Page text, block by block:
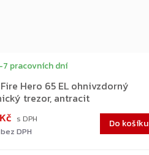
Hero 65 EL ohnivzdorný
trezor, antracit
pracovních dní
DPH
Do košíku